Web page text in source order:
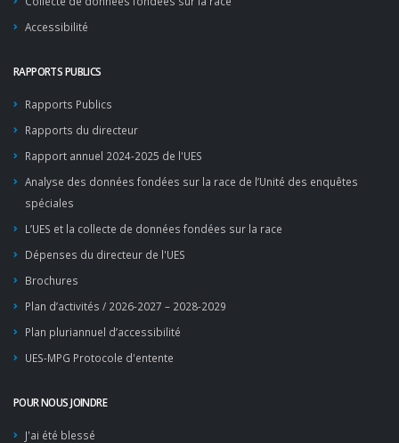
Accessibilité
RAPPORTS PUBLICS
Rapports Publics
Rapports du directeur
Rapport annuel 2024-2025 de l'UES
Analyse des données fondées sur la race de l’Unité des enquêtes
spéciales
L’UES et la collecte de données fondées sur la race
Dépenses du directeur de l'UES
Brochures
Plan d’activités / 2026-2027 – 2028-2029
Plan pluriannuel d’accessibilité
UES-MPG Protocole d'entente
POUR NOUS JOINDRE
J'ai été blessé